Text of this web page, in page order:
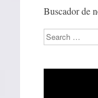
Buscador de
Search